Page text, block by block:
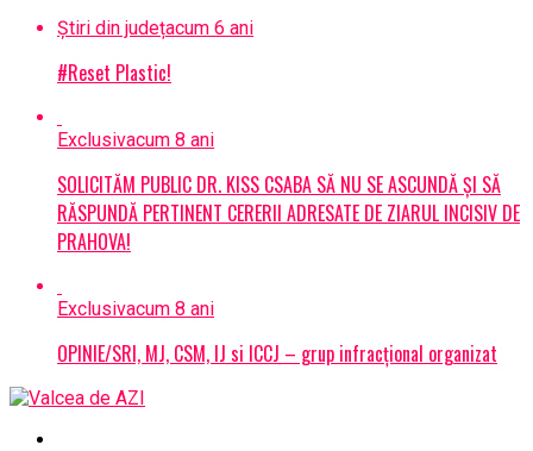
Știri din județacum 6 ani
#Reset Plastic!
Exclusivacum 8 ani
SOLICITĂM PUBLIC DR. KISS CSABA SĂ NU SE ASCUNDĂ ȘI SĂ
RĂSPUNDĂ PERTINENT CERERII ADRESATE DE ZIARUL INCISIV DE
PRAHOVA!
Exclusivacum 8 ani
OPINIE/SRI, MJ, CSM, IJ si ICCJ – grup infracțional organizat